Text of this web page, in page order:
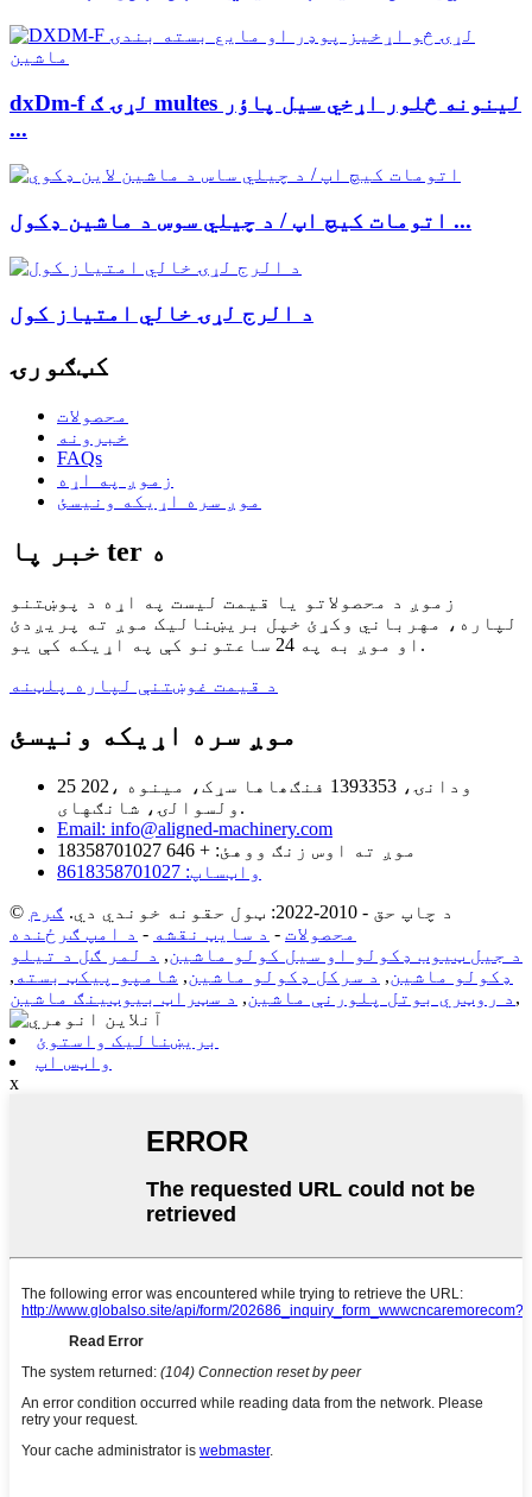
dxDm-f لړۍ ګ multes لینونه څلور اړخي سیل پاؤر
...
اتومات کیچ اپ / د چیلي سوس د ماشین ډکول ...
د الرج لړۍ خالي امتیاز کول
کټګورۍ
محصولات
خبرونه
FAQs
زموږ په اړه
موږ سره اړیکه ونیسئ
خبر پا ter ه
زموږ د محصولاتو یا قیمت لیست په اړه د پوښتنو
لپاره، مهرباني وکړئ خپل بریښنالیک موږ ته پریږدئ
او موږ به په 24 ساعتونو کې په اړیکه کې یو.
د قیمت غوښتنې لپاره پلټنه
موږ سره اړیکه ونیسئ
25 202، ودانۍ، 1393353 فنګھاها سړک، مینوه
ولسوالۍ، شانګهای.
Email: info@aligned-machinery.com
موږ ته اوس زنګ ووهئ: + 646 18358701027
واټساپ: 8618358701027
© د چاپ حق - 2010-2022: ټول حقونه خوندي دي.
ګرم
محصولات - د سایټ نقشه - د امپ ګرځنده
د جیل ټیوب ډکولو او سیل کولو ماشین, د لمر ګل د تیلو
ډکولو ماشین, د سرکل ډکولو ماشین, شامپو پیکټ بسته ,
د روټري بوتل پلورنې ماشین, د سټراټ بیوټینګ ماشین ,
بریښنالیک واستوئ
واټس اپ
x